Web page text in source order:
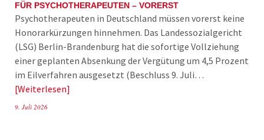
FÜR PSYCHOTHERAPEUTEN – VORERST
Psychotherapeuten in Deutschland müssen vorerst keine
Honorarkürzungen hinnehmen. Das Landessozialgericht
(LSG) Berlin-Brandenburg hat die sofortige Vollziehung
einer geplanten Absenkung der Vergütung um 4,5 Prozent
im Eilverfahren ausgesetzt (Beschluss 9. Juli…
Weiterlesen
9. Juli 2026